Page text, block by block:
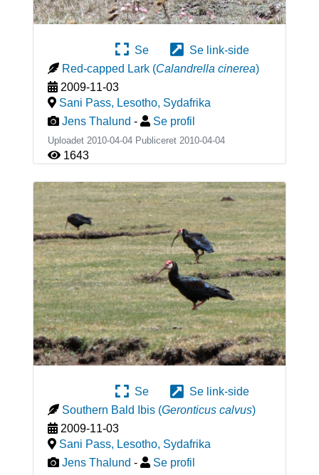
Se
Se link-side
Red-capped Lark (Calandrella cinerea)
2009-11-03
Sani Pass, Lesotho, Sydafrika
Jens Thalund - Se profil
Uploadet 2010-04-04 Publiceret 2010-04-04
1643
Se
Se link-side
Southern Bald Ibis (Geronticus calvus)
2009-11-03
Sani Pass, Lesotho, Sydafrika
Jens Thalund - Se profil